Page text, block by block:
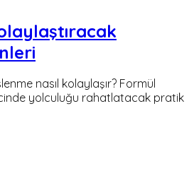
nasıl kolaylaşır? Formül
yolculuğu rahatlatacak pratik